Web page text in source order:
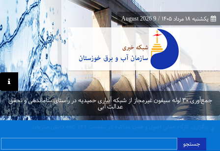
یکشنبه ۱۸ مرداد ۱۴۰۵ /
9 August 2026
جمع‌آوری ۳۰ لوله سیفون غیرمجاز از شبکه آبیاری حمیدیه در راستای ساماندهی و تحقق
عدالت آبی
جستجو